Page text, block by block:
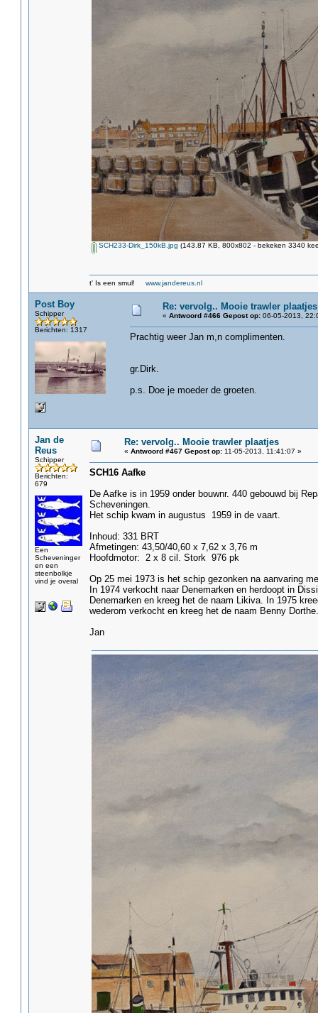
SCH233-Dirk_150kB.jpg (143.87 KB, 800x802 - bekeken 3340
t' Is een smul! www.jandereus.nl
Post Boy
Schipper
Berichten: 1317
Re: vervolg.. Mooie trawler plaatjes
« Antwoord #466 Gepost op:06-05-2013,
Prachtig weer Jan m,n complimenten.
gr.Dirk.
p.s. Doe je moeder de groeten.
Jan de
Reus
Schipper
Berichten:
679
Een
Scheveninger
en een
steenbolkje
vind je overal
Re: vervolg.. Mooie trawler plaatjes
« Antwoord #467 Gepost op:11-05-2013, 11:41:07 »
SCH16 Aafke
De Aafke is in 1959 onder bouwnr. 440 gebouwd bij
Scheveningen.
Het schip kwam in augustus 1959 in de vaart.
Inhoud: 331 BRT
Afmetingen: 43,50/40,60 x 7,62 x 3,76 m
Hoofdmotor: 2 x 8 cil. Stork 976 pk
Op 25 mei 1973 is het schip gezonken na aanvaring
In 1974 verkocht naar Denemarken en herdoopt in
Denemarken en kreeg het de naam Likiva. In 1975
wederom verkocht en kreeg het de naam Benny Dorthe.
Jan